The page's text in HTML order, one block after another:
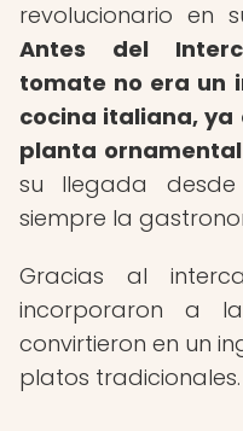
revolucionario en
Antes del
tomate no era un
cocina italiana, ya
planta
su llegada
siempre la
Gracias al
incorporaron a
convirtieron en un
platos tradicionales.